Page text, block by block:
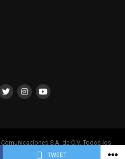
TWEET
S.A. de C.V. Todos los
Reservados